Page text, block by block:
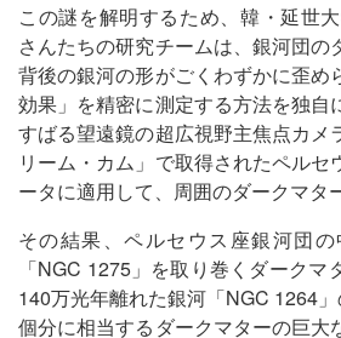
この謎を解明するため、韓・延世
さんたちの研究チームは、銀河団の
背後の銀河の形がごくわずかに歪め
効果」を精密に測定する方法を独自
すばる望遠鏡の超広視野主焦点カメ
リーム・カム」で取得されたペルセ
ータに適用して、周囲のダークマタ
その結果、ペルセウス座銀河団
「NGC 1275」を取り巻くダークマ
140万光年離れた銀河「NGC 1264
個分に相当するダークマターの巨大